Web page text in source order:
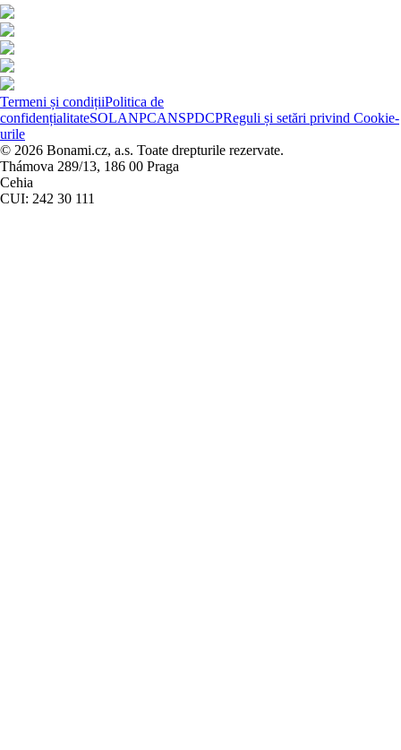
Termeni și condițiiPolitica de
confidențialitateSOLANPCANSPDCPReguli și setări privind Cookie-
urile
© 2026 Bonami.cz, a.s. Toate drepturile rezervate.
Thámova 289/13, 186 00 Praga
Cehia
CUI: 242 30 111